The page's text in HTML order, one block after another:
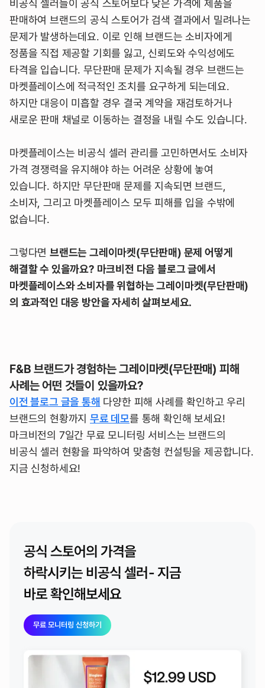
비공식 셀러들이 공식 스토어보다 낮은 가격에 제품을
판매하여 브랜드의 공식 스토어가 검색 결과에서 밀려나는
문제가 발생하는데요. 이로 인해 브랜드는 소비자에게
정품을 직접 제공할 기회를 잃고, 신뢰도와 수익성에도
타격을 입습니다. 무단판매 문제가 지속될 경우 브랜드는
마켓플레이스에 적극적인 조치를 요구하게 되는데요.
하지만 대응이 미흡할 경우 결국 계약을 재검토하거나
새로운 판매 채널로 이동하는 결정을 내릴 수도 있습니다.
마켓플레이스는 비공식 셀러 관리를 고민하면서도 소비자
가격 경쟁력을 유지해야 하는 어려운 상황에 놓여
있습니다. 하지만 무단판매 문제를 지속되면 브랜드,
소비자, 그리고 마켓플레이스 모두 피해를 입을 수밖에
없습니다.
그렇다면 브랜드는 그레이마켓(무단판매) 문제 어떻게
해결할 수 있을까요? 마크비전 다음 블로그 글에서
마켓플레이스와 소비자를 위협하는 그레이마켓(무단판매)
의 효과적인 대응 방안을 자세히 살펴보세요.
F&B 브랜드가 경험하는 그레이마켓(무단판매) 피해
사례는 어떤 것들이 있을까요?
이전 블로그 글을 통해 다양한 피해 사례를 확인하고 우리
브랜드의 현황까지무료 데모를 통해 확인해 보세요!
마크비전의 7일간 무료 모니터링 서비스는 브랜드의
비공식 셀러 현황을 파악하여 맞춤형 컨설팅을 제공합니다.
지금 신청하세요!
공식 스토어의 가격을
하락시키는 비공식 셀러 - 지금
바로 확인해보세요
무료 모니터링 신청하기